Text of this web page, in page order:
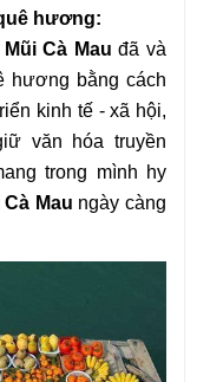
hương:
Mũi Cà Mau đã và
hương bằng cách
kinh tế - xã hội,
văn hóa truyền
trong mình hy
Cà Mau ngày càng